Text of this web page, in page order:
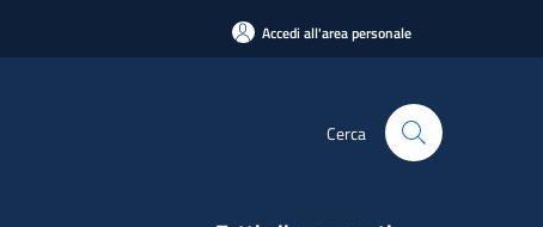
Accedi all'area personale
Cerca